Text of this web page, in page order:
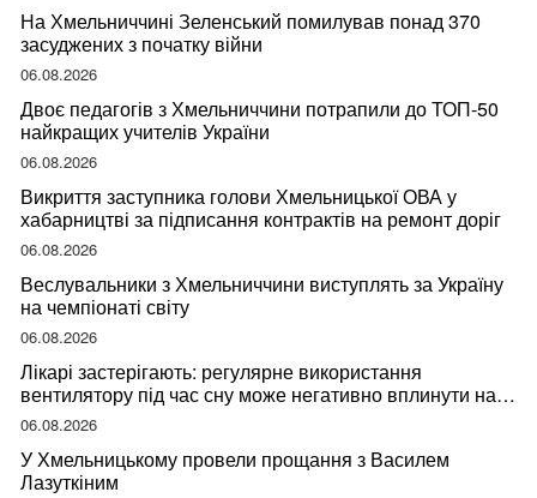
На Хмельниччині Зеленський помилував понад 370
засуджених з початку війни
06.08.2026
Двоє педагогів з Хмельниччини потрапили до ТОП-50
найкращих учителів України
06.08.2026
Викриття заступника голови Хмельницької ОВА у
хабарництві за підписання контрактів на ремонт доріг
06.08.2026
Веслувальники з Хмельниччини виступлять за Україну
на чемпіонаті світу
06.08.2026
Лікарі застерігають: регулярне використання
вентилятору під час сну може негативно вплинути на
ваше здоров’я
06.08.2026
У Хмельницькому провели прощання з Василем
Лазуткіним